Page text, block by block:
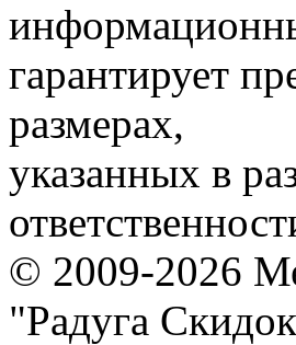
гарантирует
размерах,
указанных в
© 2009-2026
"Радуга